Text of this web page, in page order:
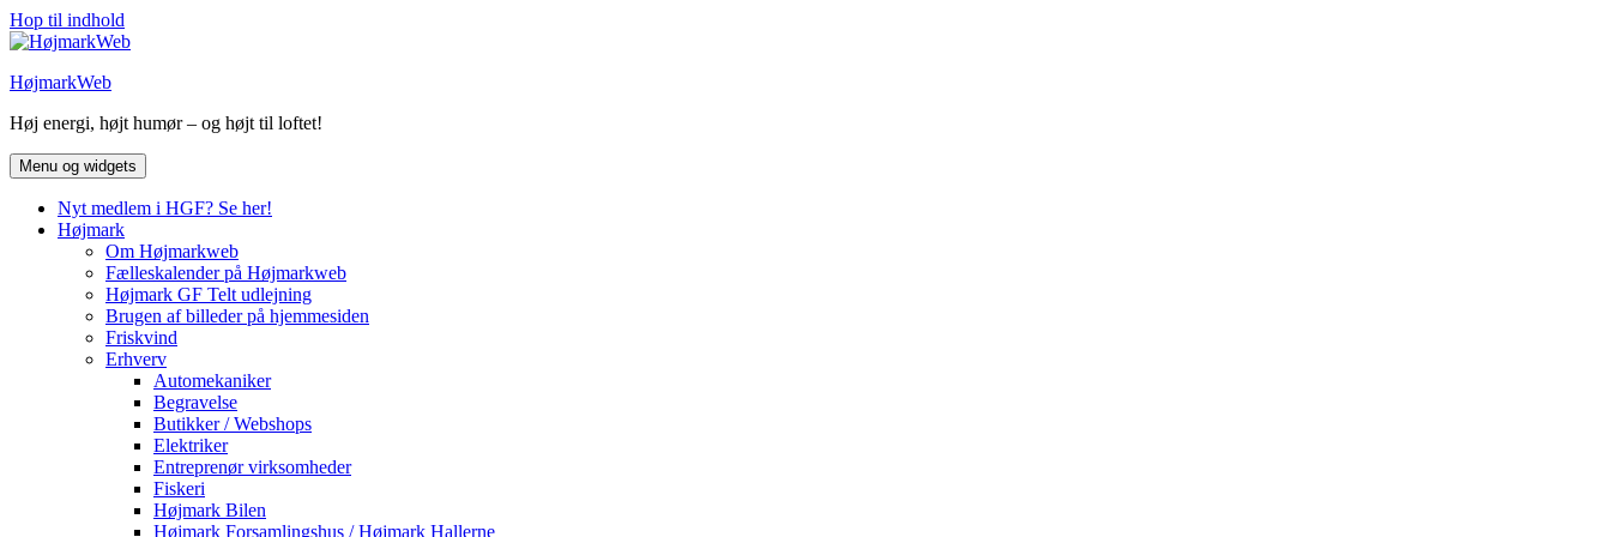
Hop til indhold
HøjmarkWeb
Høj energi, højt humør – og højt til loftet!
Menu og widgets
Nyt medlem i HGF? Se her!
Højmark
Om Højmarkweb
Fælleskalender på Højmarkweb
Højmark GF Telt udlejning
Brugen af billeder på hjemmesiden
Friskvind
Erhverv
Automekaniker
Begravelse
Butikker / Webshops
Elektriker
Entreprenør virksomheder
Fiskeri
Højmark Bilen
Højmark Forsamlingshus / Højmark Hallerne